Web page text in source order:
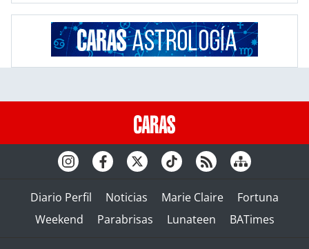
Diario Perfil Noticias Marie Claire
Fortuna
Weekend
Parabrisas Lunateen BATimes